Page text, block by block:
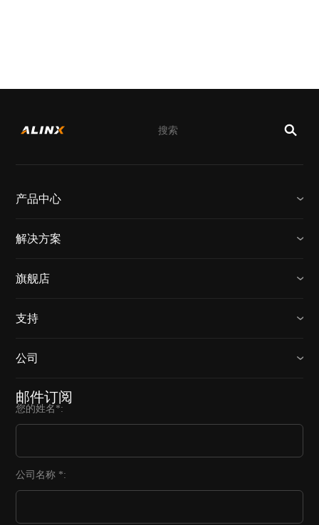
产品中心
解决方案
旗舰店
支持
公司
邮件订阅
您的姓名*:
公司名称 *: